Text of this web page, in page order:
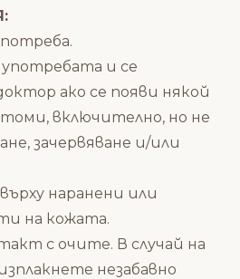
и се
ако се появи някой
включително, но не
зачервяване и/или
наранени или
на кожата.
с очите. В случай на
незабавно